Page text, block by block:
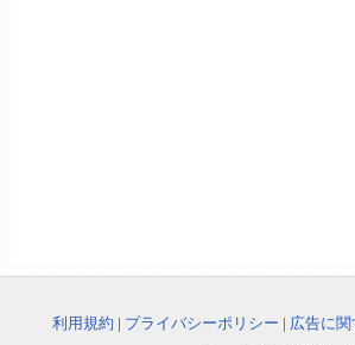
利用規約 | プライバシーポリシー | 広告に